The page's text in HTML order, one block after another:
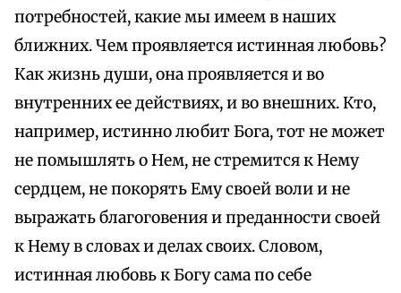
потребностей, какие мы имеем в наших
ближних. Чем проявляется истинная любовь?
Как жизнь души, она проявляется и во
внутренних ее действиях, и во внешних. Кто,
например, истинно любит Бога, тот не может
не помышлять о Нем, не стремится к Нему
сердцем, не покорять Ему своей воли и не
выражать благоговения и преданности своей
к Нему в словах и делах своих. Словом,
истинная любовь к Богу сама по себе